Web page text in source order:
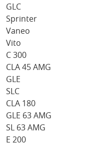
GLC
Sprinter
Vaneo
Vito
C 300
CLA 45 AMG
GLE
SLC
CLA 180
GLE 63 AMG
SL 63 AMG
E 200